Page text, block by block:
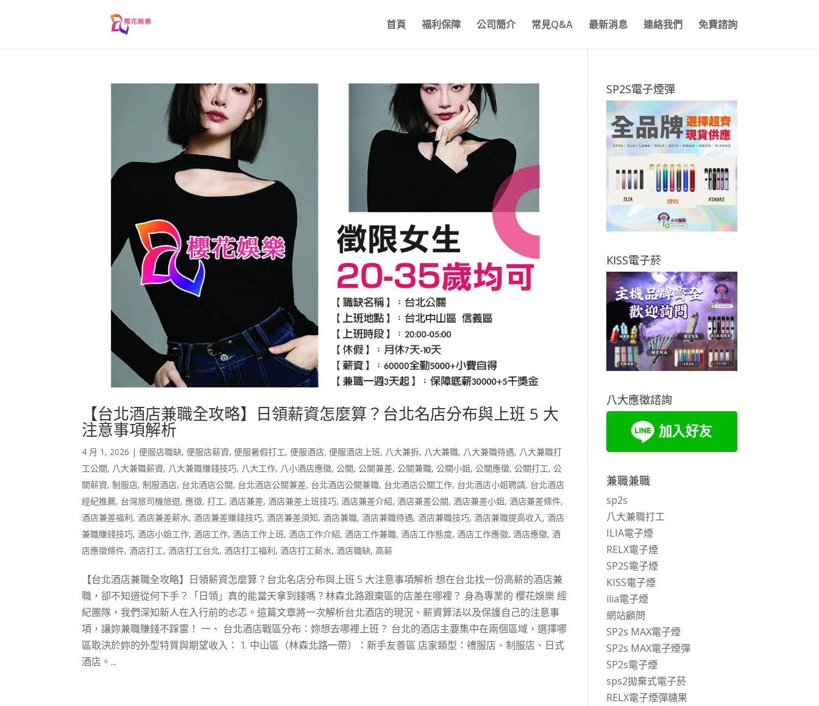
首頁 福利保障 公司簡介 常見Q&A 最新消息 連絡我們 免費諮詢
【台北酒店兼職全攻略】日領薪資怎麼算？台北名店分布與上班 5 大
注意事項解析
4 月 1, 2026 |便服店職缺,便服店薪資,便服暑假打工,便服酒店,便服酒店上班, 八大兼拆, 八大兼職, 八大兼職待遇, 八大兼職打
工公關, 八大兼職薪資, 八大兼職賺錢技巧, 八大工作, 八小酒店應徵,公關,公關兼差,公關兼職,公關小姐,公關應徵,公關打工,公
關薪資,制服店,制服酒店, 台北酒店公關, 台北酒店公關兼差, 台北酒店公關兼職, 台北酒店公關工作, 台北酒店小姐聘請, 台北酒店
經紀推薦, 台灣旅司機旅遊, 應徵,打工,酒店兼差,酒店兼差上班技巧,酒店兼差介紹,酒店兼差公關,酒店兼差小姐,酒店兼差條件,
酒店兼差福利,酒店兼差薪水,酒店兼差賺錢技巧,酒店兼差須知,酒店兼職,酒店兼職待遇,酒店兼職技巧,酒店兼職提高收入,酒店
兼職賺錢技巧,酒店小姐工作,酒店工作,酒店工作上班,酒店工作介紹,酒店工作兼職,酒店工作態度,酒店工作應徵,酒店應徵,酒
店應徵條件,酒店打工,酒店打工台北,酒店打工福利,酒店打工薪水,酒店職缺,高薪
【台北酒店兼職全攻略】日領薪資怎麼算？台北名店分布與上班 5 大注意事項解析 想在台北找一份高薪的酒店兼
職，卻不知道從何下手？「日領」真的能當天拿到錢嗎？林森北路跟東區的店差在哪裡？ 身為專業的 櫻花娛樂 經
紀團隊，我們深知新人在入行前的忐忑。這篇文章將一次解析台北酒店的現況、薪資算法以及保護自己的注意事
項，讓妳兼職賺錢不踩雷！ 一、 台北酒店戰區分布：妳想去哪裡上班？ 台北的酒店主要集中在兩個區域，選擇哪
區取決於妳的外型特質與期望收入： 1. 中山區（林森北路一帶）：新手友善區 店家類型：禮服店、制服店、日式
酒店。...
SP2S電子煙彈
KISS電子菸
八大應徵諮詢
兼職兼職
sp2s
八大兼職打工
ILIA電子煙
RELX電子煙
SP2S電子煙
KISS電子煙
ilia電子煙
網站顧問
SP2s MAX電子煙
SP2s MAX電子煙彈
SP2s電子煙
sps2拋棄式電子菸
RELX電子煙彈糖果